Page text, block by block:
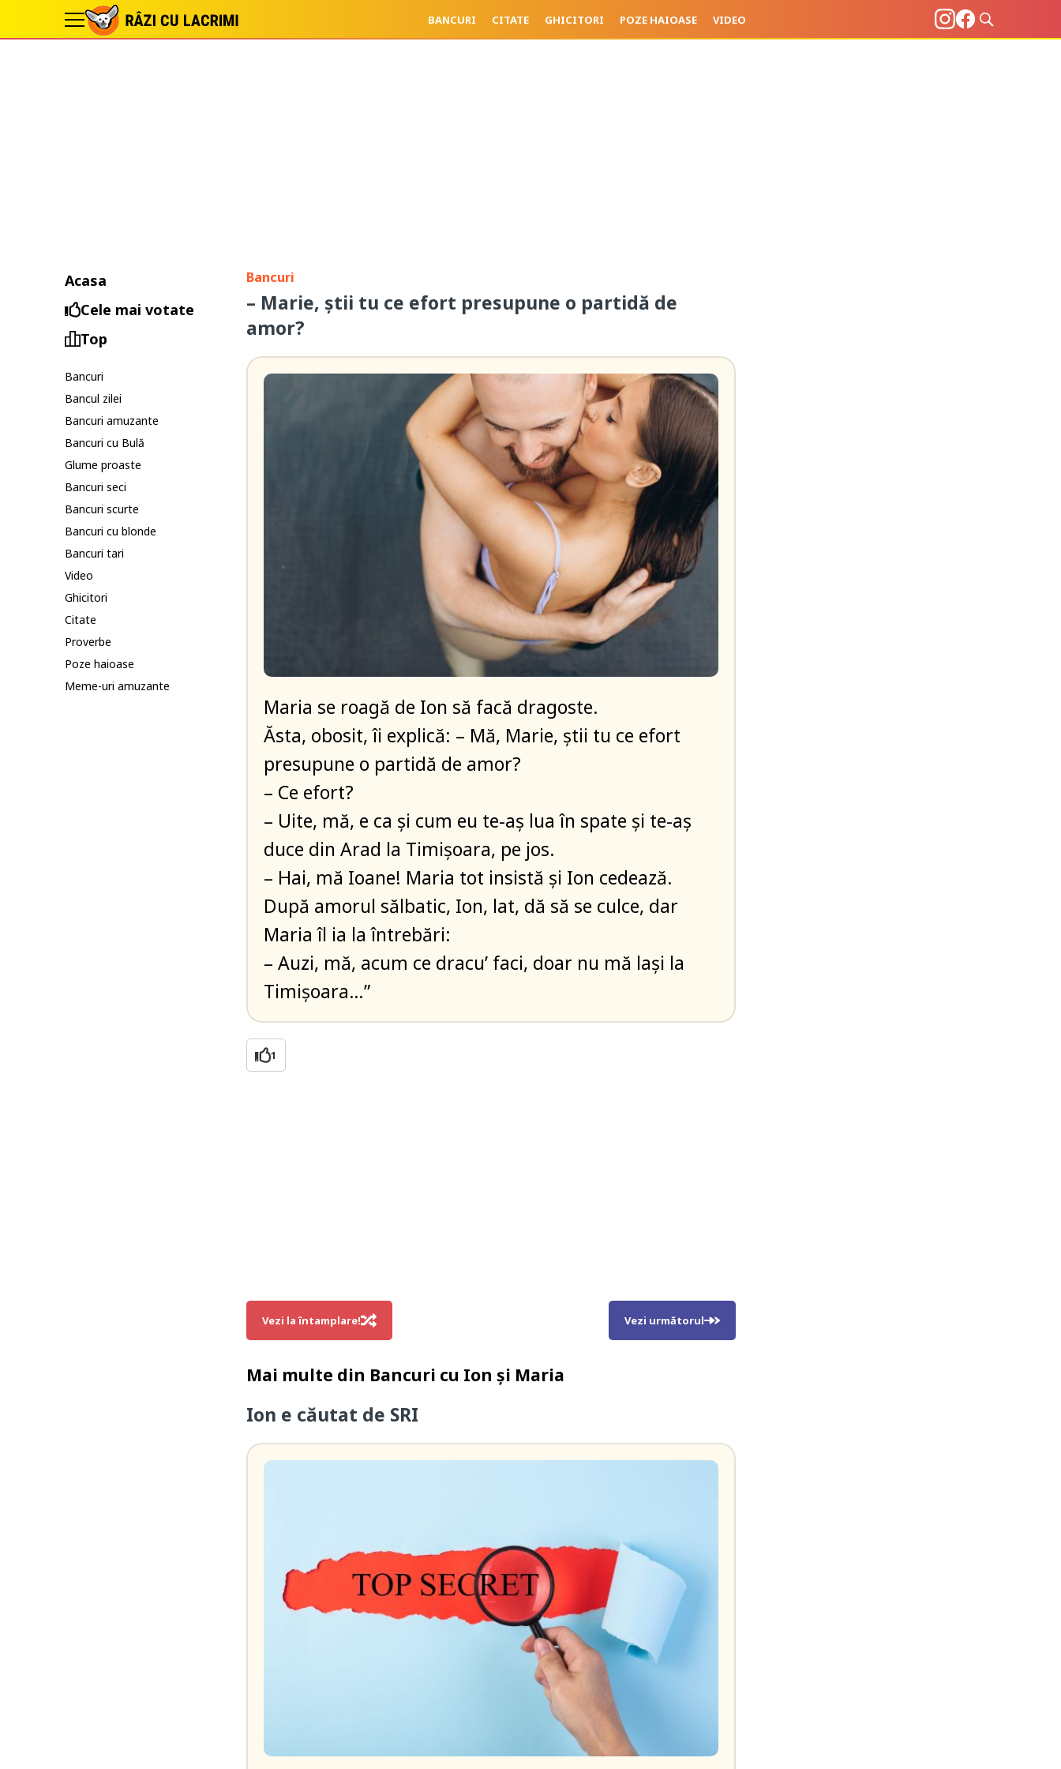
BANCURI CITATE GHICITORI POZE HAIOASE VIDEO
Acasa
Cele mai votate
Top
Bancuri
Bancul zilei
Bancuri amuzante
Bancuri cu Bulă
Glume proaste
Bancuri seci
Bancuri scurte
Bancuri cu blonde
Bancuri tari
Video
Ghicitori
Citate
Proverbe
Poze haioase
Meme-uri amuzante
Bancuri
– Marie, ştii tu ce efort presupune o partidă de
amor?
Maria se roagă de Ion să facă dragoste.
Ăsta, obosit, îi explică: – Mă, Marie, ştii tu ce efort
presupune o partidă de amor?
– Ce efort?
– Uite, mă, e ca şi cum eu te-aş lua în spate şi te-aş
duce din Arad la Timişoara, pe jos.
– Hai, mă Ioane! Maria tot insistă şi Ion cedează.
După amorul sălbatic, Ion, lat, dă să se culce, dar
Maria îl ia la întrebări:
– Auzi, mă, acum ce dracu’ faci, doar nu mă laşi la
Timişoara…”
1
Vezi la întamplare! Vezi următorul
Mai multe din Bancuri cu Ion și Maria
Ion e căutat de SRI